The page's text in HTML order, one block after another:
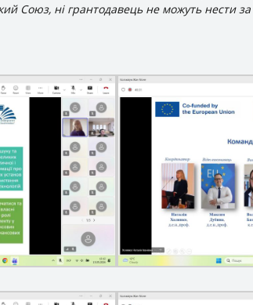
Союз, ні грантодавець не можуть нести за